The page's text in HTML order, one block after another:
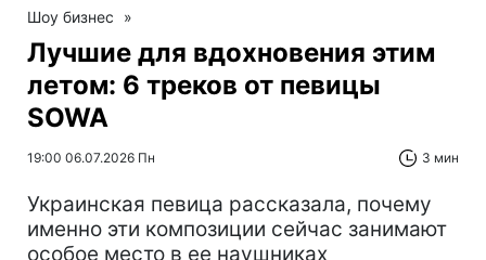
Шоу бизнес »
Лучшие для вдохновения этим
летом: 6 треков от певицы
SOWA
19:00 06.07.2026 Пн 3 мин
Украинская певица рассказала, почему
именно эти композиции сейчас занимают
особое место в ее наушниках